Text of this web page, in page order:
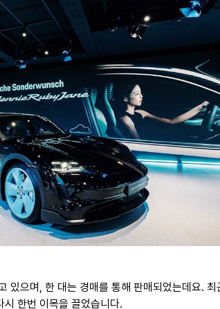
있으며, 한 대는 경매를 통해 판매되었는데요. 최
한번 이목을 끌었습니다.